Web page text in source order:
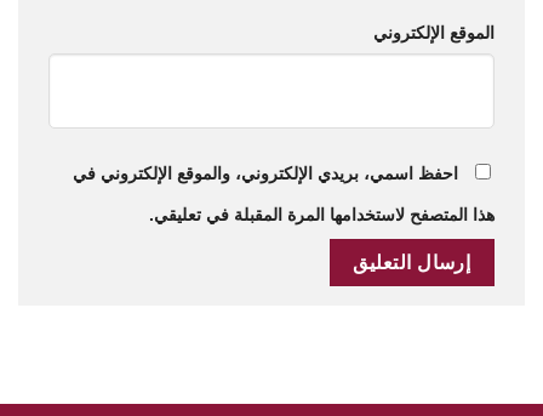
الموقع الإلكتروني
احفظ اسمي، بريدي الإلكتروني، والموقع الإلكتروني في
هذا المتصفح لاستخدامها المرة المقبلة في تعليقي.